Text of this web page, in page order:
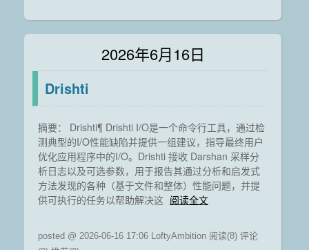
2026年6月16日
Drishti
摘要： Drishti¶ Drishti I/O是一个命令行工具，通过检
测典型的I/O性能缺陷并提供一组建议，指导最终用户
优化应用程序中的I/O。Drishti 接收 Darshan 采样分
析日志以及可选参数，用于报告其通过分析和启发式
方法发现的各种（基于文件和整体）性能问题，并提
供可执行的任务以帮助解决这 阅读全文
posted @ 2026-06-16 17:06 LoftyAmbition 阅读(8) 评论